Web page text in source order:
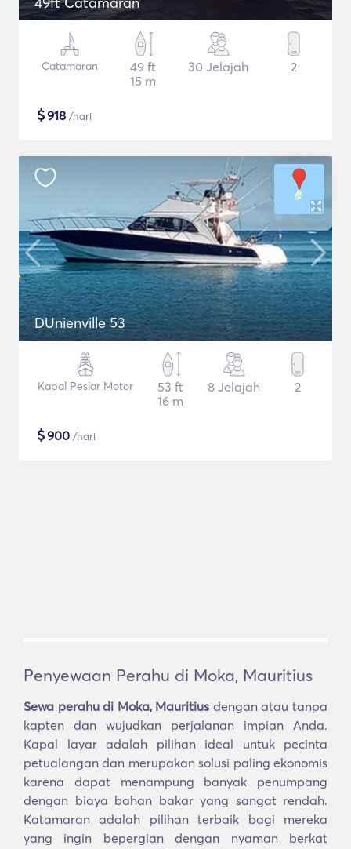
Catamaran
49 ft
15 m
30 Jelajah 2
$918 /hari
DUnienville 53
Kapal Pesiar Motor
53 ft
16 m
8 Jelajah 2
$900 /hari
Penyewaan Perahu di Moka, Mauritius
Sewa perahu di Moka, Mauritius dengan atau tanpa
kapten dan wujudkan perjalanan impian Anda.
Kapal layar adalah pilihan ideal untuk pecinta
petualangan dan merupakan solusi paling ekonomis
karena dapat menampung banyak penumpang
dengan biaya bahan bakar yang sangat rendah.
Katamaran adalah pilihan terbaik bagi mereka
yang ingin bepergian dengan nyaman berkat